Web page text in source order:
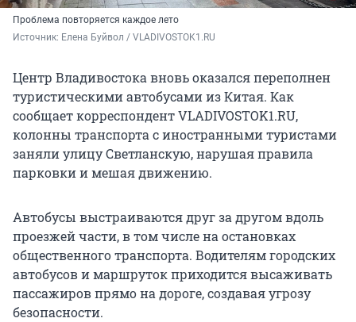
Проблема повторяется каждое лето
Источник: Елена Буйвол / VLADIVOSTOK1.RU
Центр Владивостока вновь оказался переполнен
туристическими автобусами из Китая. Как
сообщает корреспондент VLADIVOSTOK1.RU,
колонны транспорта с иностранными туристами
заняли улицу Светланскую, нарушая правила
парковки и мешая движению.
Автобусы выстраиваются друг за другом вдоль
проезжей части, в том числе на остановках
общественного транспорта. Водителям городских
автобусов и маршруток приходится высаживать
пассажиров прямо на дороге, создавая угрозу
безопасности.